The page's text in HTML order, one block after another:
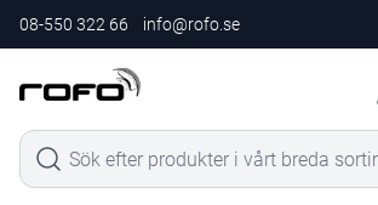
08-550 322 66 info@rofo.se